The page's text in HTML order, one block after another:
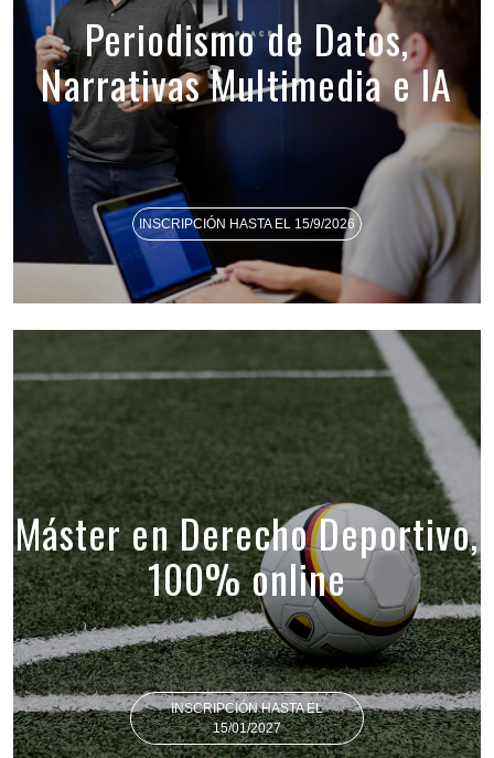
Periodismo de Datos,
Narrativas Multimedia e IA
INSCRIPCIÓN HASTA EL 15/9/2026
Máster en Derecho Deportivo,
100% online
INSCRIPCIÓN HASTA EL
15/01/2027